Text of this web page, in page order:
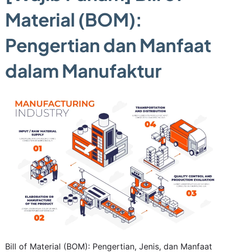
Material (BOM):
Pengertian dan Manfaat
dalam Manufaktur
Bill of Material (BOM): Pengertian, Jenis, dan Manfaat